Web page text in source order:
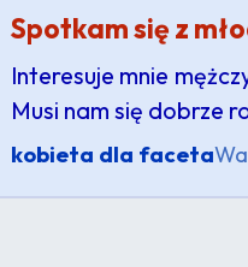
Spotkam się z
Interesuje mnie
Musi nam się dobrze
kobieta dla faceta